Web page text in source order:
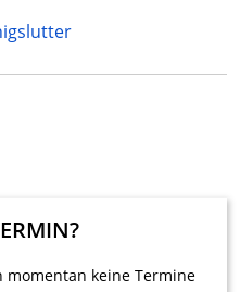
momentan keine Termine